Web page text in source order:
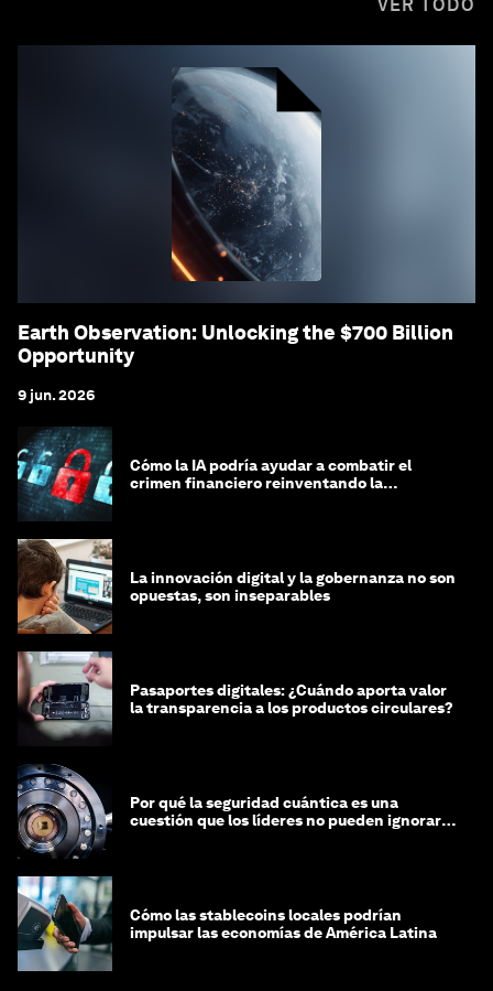
VER TODO
Earth Observation: Unlocking the $700 Billion
Opportunity
9 jun. 2026
Cómo la IA podría ayudar a combatir el
crimen financiero reinventando la
La innovación digital y la gobernanza no son
opuestas, son inseparables
Pasaportes digitales: ¿Cuándo aporta valor
la transparencia a los productos circulares?
Por qué la seguridad cuántica es una
cuestión que los líderes no pueden ignorar
Cómo las stablecoins locales podrían
impulsar las economías de América Latina